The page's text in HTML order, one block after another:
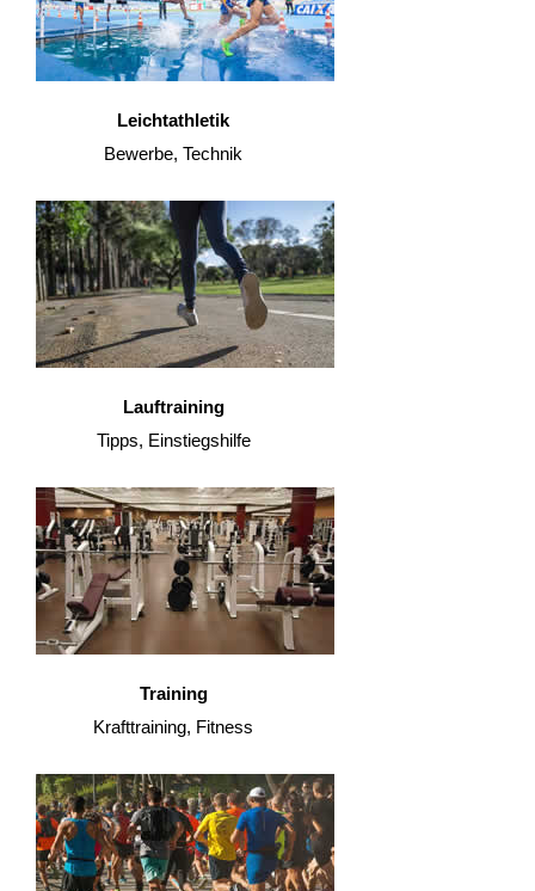
Leichtathletik
Bewerbe, Technik
Lauftraining
Tipps, Einstiegshilfe
Training
Krafttraining, Fitness